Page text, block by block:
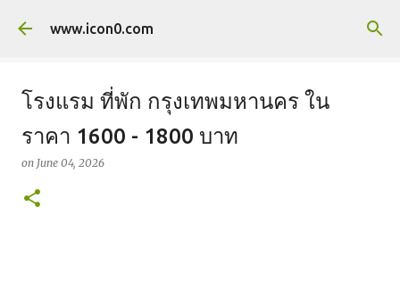
Skip to main content
www.icon0.com
โรงแรม ที่พัก กรุงเทพมหานคร ใน
ราคา 1600 - 1800 บาท
on June 04, 2026